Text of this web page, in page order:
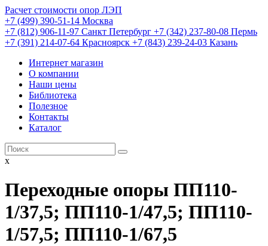
Расчет стоимости опор ЛЭП
+7 (499) 390-51-14 Москва
+7 (812) 906-11-97 Санкт Петербург +7 (342) 237-80-08 Пермь
+7 (391) 214-07-64 Красноярск +7 (843) 239-24-03 Казань
Интернет магазин
О компании
Наши цены
Библиотека
Полезное
Контакты
Каталог
x
Переходные опоры ПП110-
1/37,5; ПП110-1/47,5; ПП110-
1/57,5; ПП110-1/67,5